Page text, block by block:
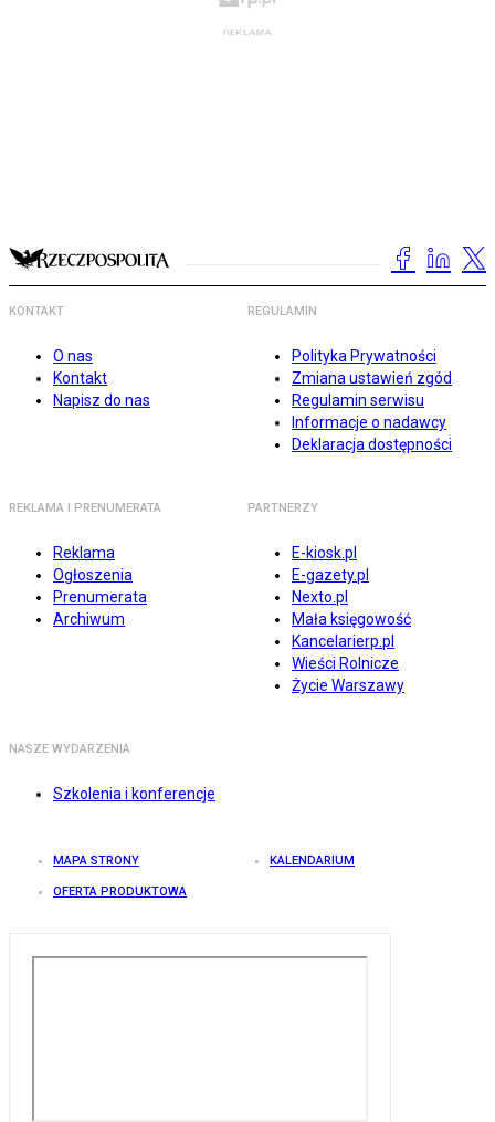
KONTAKT
O nas
Kontakt
Napisz do nas
REGULAMIN
Polityka Prywatności
Zmiana ustawień zgód
Regulamin serwisu
Informacje o nadawcy
Deklaracja dostępności
REKLAMA I PRENUMERATA
Reklama
Ogłoszenia
Prenumerata
Archiwum
PARTNERZY
E-kiosk.pl
E-gazety.pl
Nexto.pl
Mała księgowość
Kancelarierp.pl
Wieści Rolnicze
Życie Warszawy
NASZE WYDARZENIA
Szkolenia i konferencje
MAPA STRONY KALENDARIUM
OFERTA PRODUKTOWA